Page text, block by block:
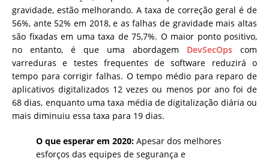
gravidade, estão melhorando. A taxa de correção geral é de
56%, ante 52% em 2018, e as falhas de gravidade mais altas
são fixadas em uma taxa de 75,7%. O maior ponto positivo,
no entanto, é que uma abordagem DevSecOps com
varreduras e testes frequentes de software reduzirá o
tempo para corrigir falhas. O tempo médio para reparo de
aplicativos digitalizados 12 vezes ou menos por ano foi de
68 dias, enquanto uma taxa média de digitalização diária ou
mais diminuiu essa taxa para 19 dias.
O que esperar em 2020: Apesar dos melhores
esforços das equipes de segurança e